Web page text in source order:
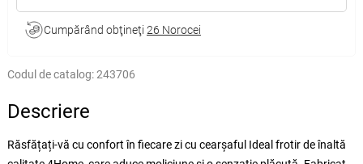
Cumpărând obţineţi 26 Norocei
Codul de catalog:243706
Descriere
Răsfățați-vă cu confort în fiecare zi cu cearșaful Ideal frotir de înaltă